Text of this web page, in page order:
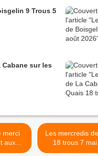
9 Trous 5
sur les
aux
Les mercredis